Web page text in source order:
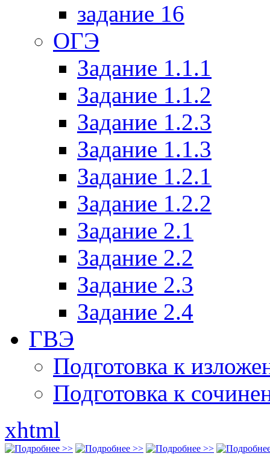
задание 16
ОГЭ
Задание 1.1.1
Задание 1.1.2
Задание 1.2.3
Задание 1.1.3
Задание 1.2.1
Задание 1.2.2
Задание 2.1
Задание 2.2
Задание 2.3
Задание 2.4
ГВЭ
Подготовка к
Подготовка к
xhtml